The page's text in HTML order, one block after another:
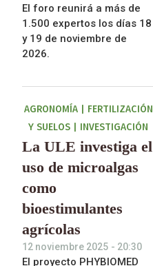
El foro reunirá a más de
1.500 expertos los días 18
y 19 de noviembre de
2026.
AGRONOMÍA|
FERTILIZACIÓN
Y SUELOS
INVESTIGACIÓN
La ULE investiga el
uso de microalgas
como
bioestimulantes
agrícolas
12 noviembre 2025 - 20:30
El proyecto PHYBIOMED